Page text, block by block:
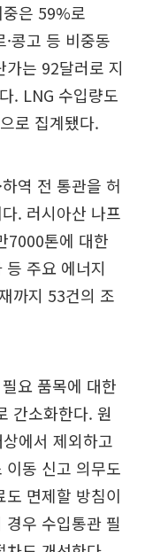
은 59%로
콩고 등 비중동
는 92달러로 지
. LNG 수입량도
로 집계됐다.
역 전 통관을 허
. 러시아산 나프
7000톤에 대한
등 주요 에너지
까지 53건의 조
요 품목에 대한
간소화한다. 원
에서 제외하고
이동 신고 의무도
면제할 방침이
우 수입통관 필